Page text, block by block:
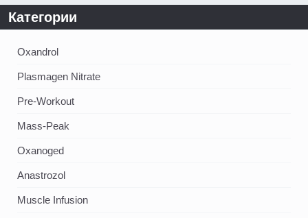
Категории
Oxandrol
Plasmagen Nitrate
Pre-Workout
Mass-Peak
Oxanoged
Аnastrozol
Muscle Infusion